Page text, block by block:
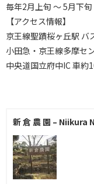
毎年2月上旬 ～ 5月下旬
【アクセス情報】
京王線聖蹟桜ヶ丘駅 バ
小田急・京王線多摩セ
中央道国立府中IC 車約
新 倉 農 園 – Niikura